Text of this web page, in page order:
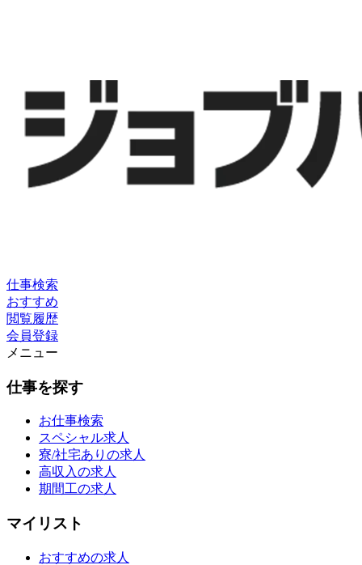
仕事検索
おすすめ
閲覧履歴
会員登録
メニュー
仕事を探す
お仕事検索
スペシャル求人
寮/社宅ありの求人
高収入の求人
期間工の求人
マイリスト
おすすめの求人